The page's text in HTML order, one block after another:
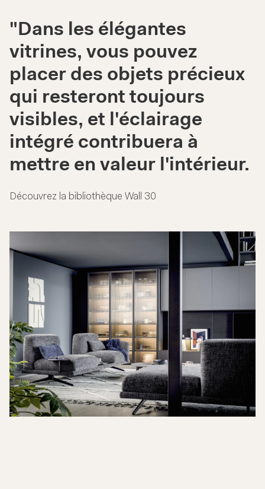
"Dans les élégantes
vitrines, vous pouvez
placer des objets précieux
qui resteront toujours
visibles, et l'éclairage
intégré contribuera à
mettre en valeur l'intérieur.
Découvrez la bibliothèque Wall 30